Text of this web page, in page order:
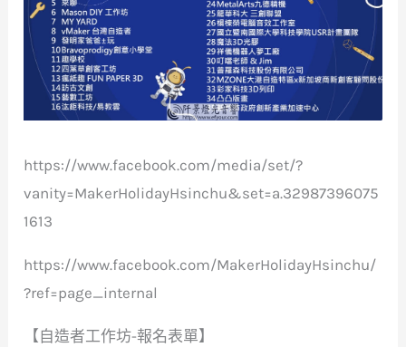
https://www.facebook.com/media/set/?
vanity=MakerHolidayHsinchu&set=a.32987396075
1613
https://www.facebook.com/MakerHolidayHsinchu/
?ref=page_internal
【自造者工作坊-報名表單】